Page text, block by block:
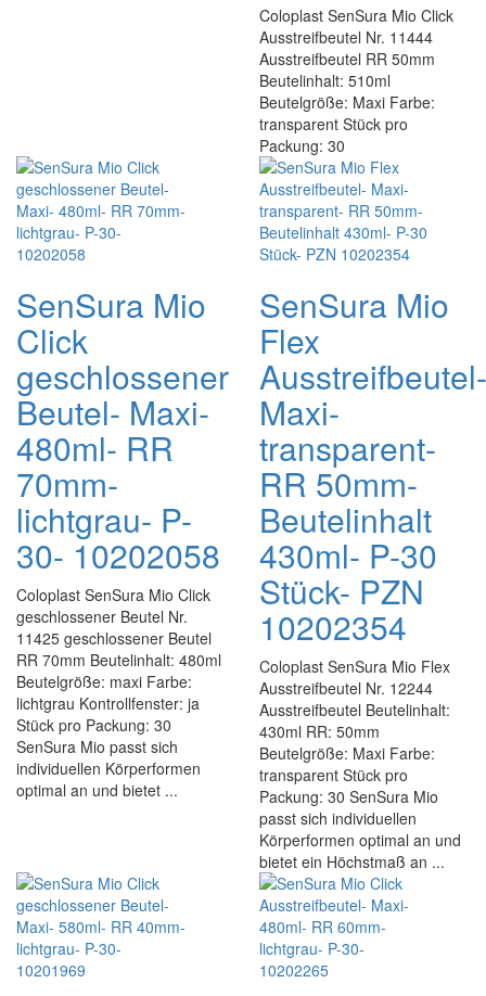
Coloplast SenSura Mio Click
Ausstreifbeutel Nr. 11444
Ausstreifbeutel RR 50mm
Beutelinhalt: 510ml
Beutelgröße: Maxi Farbe:
transparent Stück pro
Packung: 30
SenSura Mio
Click
geschlossener
Beutel- Maxi-
480ml- RR
70mm-
lichtgrau- P-
30- 10202058
Coloplast SenSura Mio Click
geschlossener Beutel Nr.
11425 geschlossener Beutel
RR 70mm Beutelinhalt: 480ml
Beutelgröße: maxi Farbe:
lichtgrau Kontrollfenster: ja
Stück pro Packung: 30
SenSura Mio passt sich
individuellen Körperformen
optimal an und bietet ...
SenSura Mio
Flex
Ausstreifbeutel-
Maxi-
transparent-
RR 50mm-
Beutelinhalt
430ml- P-30
Stück- PZN
10202354
Coloplast SenSura Mio Flex
Ausstreifbeutel Nr. 12244
Ausstreifbeutel Beutelinhalt:
430ml RR: 50mm
Beutelgröße: Maxi Farbe:
transparent Stück pro
Packung: 30 SenSura Mio
passt sich individuellen
Körperformen optimal an und
bietet ein Höchstmaß an ...